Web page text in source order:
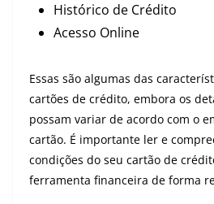
Histórico de Crédito
Acesso Online
Essas são algumas das
cartões de crédito, embora os
possam variar de acordo com o
cartão. É importante ler e
condições do seu cartão de
ferramenta financeira de forma